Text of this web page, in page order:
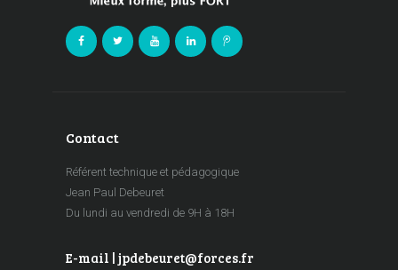
Contact
Référent technique et pédagogique
Jean Paul Debeuret
Du lundi au vendredi de 9H à 18H
E-mail | jpdebeuret@forces.fr